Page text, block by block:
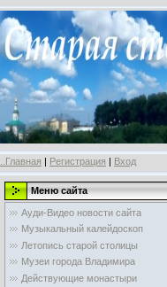
..Главная | Регистрация | Вход
Меню сайта
Ауди-Видео новости сайта
Музыкальный калейдоскоп
Летопись старой столицы
Музеи города Владимира
Действующие монастыри